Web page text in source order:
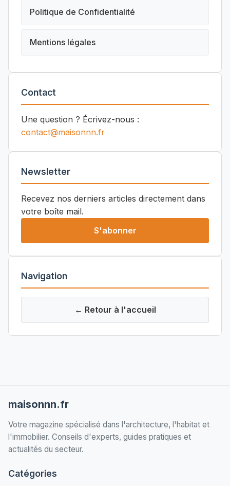
Politique de Confidentialité
Mentions légales
Contact
Une question ? Écrivez-nous :
contact@maisonnn.fr
Newsletter
Recevez nos derniers articles directement dans
votre boîte mail.
S'abonner
Navigation
← Retour à l'accueil
maisonnn.fr
Votre magazine spécialisé dans l'architecture, l'habitat et
l'immobilier. Conseils d'experts, guides pratiques et
actualités du secteur.
Catégories